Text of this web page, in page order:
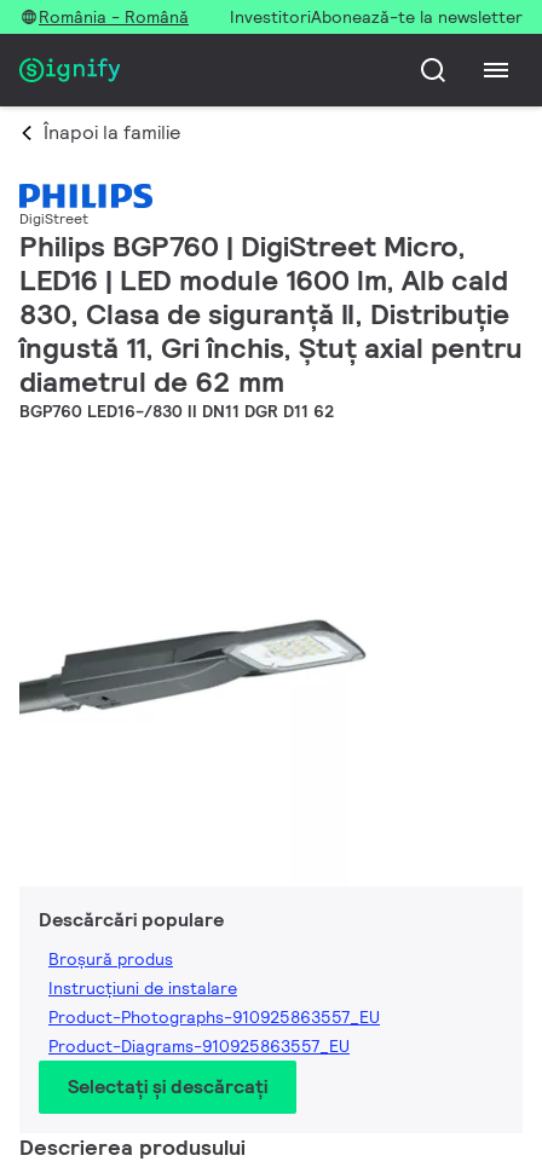
România - Română InvestitoriAbonează-te la newsletter
Înapoi la familie
DigiStreet
Philips BGP760 | DigiStreet Micro,
LED16 | LED module 1600 lm, Alb cald
830, Clasa de siguranță II, Distribuție
îngustă 11, Gri închis, Ștuț axial pentru
diametrul de 62 mm
BGP760 LED16-/830 II DN11 DGR D11 62
Descărcări populare
Broșură produs
Instrucțiuni de instalare
Product-Photographs-910925863557_EU
Product-Diagrams-910925863557_EU
Selectați și descărcați
Descrierea produsului